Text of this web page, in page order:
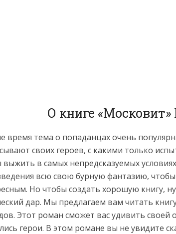
О книге
время тема о попаданцах очень
своих героев, с какими только
выжить в самых непредсказуемых
всю свою бурную фантазию,
Но чтобы создать хорошую книгу,
дар. Мы предлагаем вам читать
Этот роман сможет вас удивить
герои. В этом романе вы не увидите